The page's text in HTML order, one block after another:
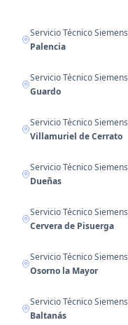
Servicio Técnico Siemens
Palencia
Servicio Técnico Siemens
Guardo
Servicio Técnico Siemens
Villamuriel de Cerrato
Servicio Técnico Siemens
Dueñas
Servicio Técnico Siemens
Cervera de Pisuerga
Servicio Técnico Siemens
Osorno la Mayor
Servicio Técnico Siemens
Baltanás